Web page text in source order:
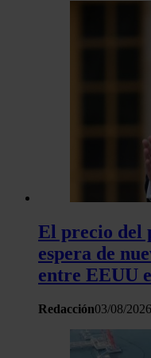
El precio del
espera de
entre EEUU
Redacción03/08/2026